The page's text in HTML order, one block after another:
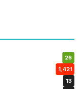
26
1,421
13